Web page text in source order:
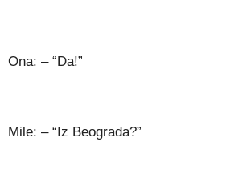
Ona: – “Da!”
Mile: – “Iz Beograda?”